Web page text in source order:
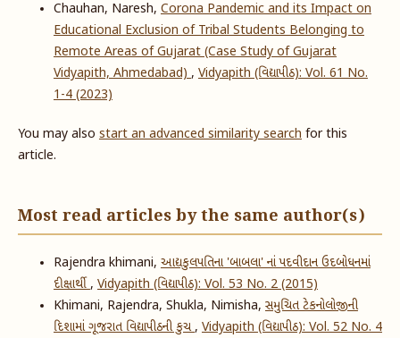
Chauhan, Naresh, Corona Pandemic and its Impact on
Educational Exclusion of Tribal Students Belonging to
Remote Areas of Gujarat (Case Study of Gujarat
Vidyapith, Ahmedabad), Vidyapith (વિદ્યાપીઠ): Vol. 61 No.
1-4 (2023)
You may also start an advanced similarity searchfor this
article.
Most read articles by the same author(s)
Rajendra khimani, આદ્યકુલપતિના 'બાબલા' નાં પદવીદાન ઉદબોધનમાં
દીક્ષાર્થી, Vidyapith (વિદ્યાપીઠ): Vol. 53 No. 2 (2015)
Khimani, Rajendra, Shukla, Nimisha, સમુચિત ટેકનોલોજીની
દિશામાં ગૂજરાત વિદ્યાપીઠની કુચ, Vidyapith (વિદ્યાપીઠ): Vol. 52 No. 4